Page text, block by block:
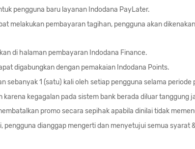
pengguna baru layanan Indodana PayLater.
melakukan pembayaran tagihan, pengguna akan
di halaman pembayaran Indodana Finance.
digabungkan dengan pemakaian Indodana Points.
sebanyak 1 (satu) kali oleh setiap pengguna selama periode
karena kegagalan pada sistem bank berada diluar tanggung
promo secara sepihak apabila dinilai tidak
pengguna dianggap mengerti dan menyetujui semua syarat